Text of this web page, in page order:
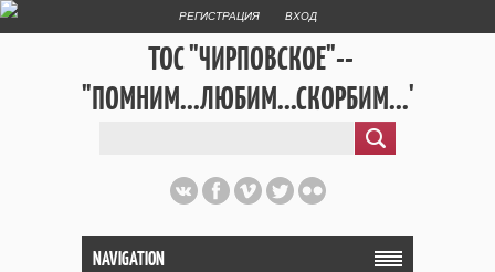
РЕГИСТРАЦИЯ ВХОД
ТОС "ЧИРПОВСКОЕ"--
"ПОМНИМ...ЛЮБИМ...СКОРБИМ..."
NAVIGATION